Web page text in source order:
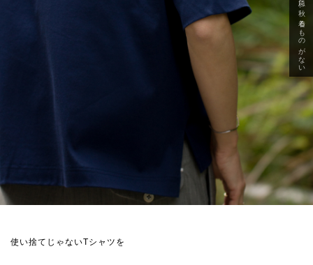
使い捨てじゃないTシャツを
急に秋、着るものがない